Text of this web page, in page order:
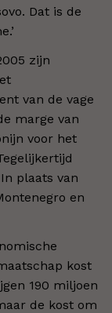
Dat is de
zijn
van de vage
marge van
voor het
plaats van
en
kost
190 miljoen
de kost om